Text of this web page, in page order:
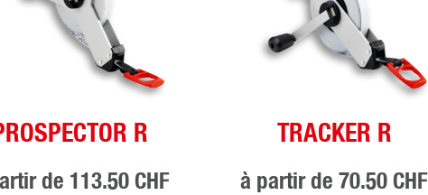
R
de 113.50 CHF
TRACKER R
à partir de70.50 CHF